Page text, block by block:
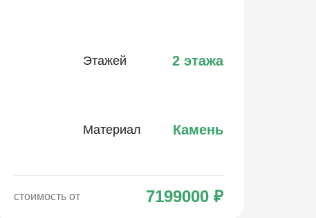
Этажей 2 этажа
Материал Камень
стоимость от 7199000 ₽